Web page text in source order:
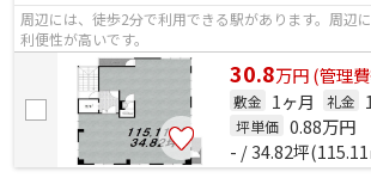
周辺には、徒歩2分で利用できる駅があります。周辺
利便性が高いです。
30.8万円(管理
敷金 1ヶ月 礼金
坪単価 0.88万円
- / 34.82坪